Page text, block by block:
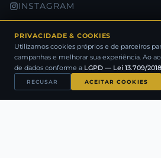
INSTAGRAM
FACEBOOK
LINKEDIN
YOUTUBE
LEGAL
PRIVACIDADE & COOKIES
Utilizamos cookies próprios e de parceiros
campanhas e melhorar sua experiência. Ao
de dados conforme a LGPD — Lei 13.709/2018
RECUSAR ACEITAR COOKIES